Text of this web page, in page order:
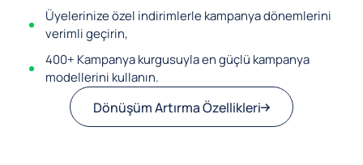
Üyelerinize özel indirimlerle kampanya dönemlerini
verimli geçirin,
400+ Kampanya kurgusuyla en güçlü kampanya
modellerini kullanın.
Dönüşüm Artırma Özellikleri